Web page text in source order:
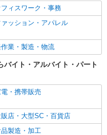
給あり
通勤OK
費支給
祝い金あり
服貸与
ティー
フィスワーク・事務
ァッション・アパレル
業・製造・物流
バイト・アルバイト・パート
・携帯販売
店・大型SC・百貨店
製造・加工